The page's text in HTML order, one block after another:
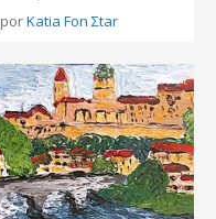
porKatia Fon Σtar